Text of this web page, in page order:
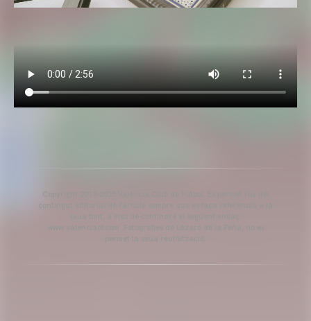
contingut editorial de l'article sempre que es faça referència a la